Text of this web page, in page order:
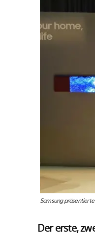
Samsung
Der erste,